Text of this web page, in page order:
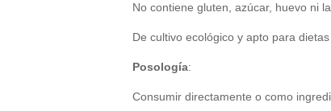
No contiene gluten, azúcar, huevo ni
De cultivo ecológico y apto para
Posología:
Consumir directamente o como